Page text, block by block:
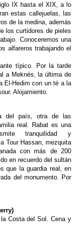
IX hasta el XIX, a lo
estas callejuelas, las
de la medina, además
los curtidores de pieles
Conoceremos una
alfareros trabajando el
típico. Por la tarde
a Meknés, la última de
El-Hedim con un té a la
Alojamiento.
del país, otra de las
real. Rabat es una
tranquilidad y
Tour Hassan, mezquita
con más de 200
en recuerdo del sultán
que la guardia real, en
del monumento. Por
Costa del Sol. Cena y